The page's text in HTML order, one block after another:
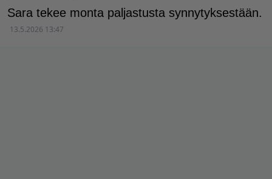
Sara tekee monta paljastusta synnytyksestään.
13.5.2026 13:47